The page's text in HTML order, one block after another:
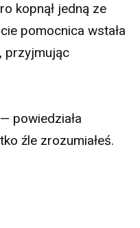
kopnął jedną ze
pomocnica wstała
przyjmując
powiedziała
źle zrozumiałeś.